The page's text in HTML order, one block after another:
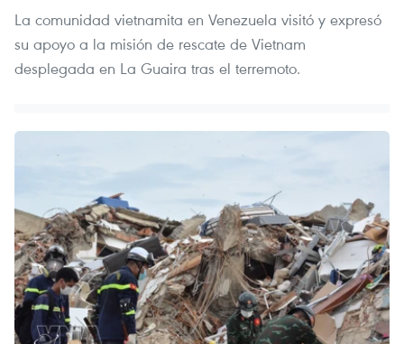
La comunidad vietnamita en Venezuela visitó y expresó
su apoyo a la misión de rescate de Vietnam
desplegada en La Guaira tras el terremoto.